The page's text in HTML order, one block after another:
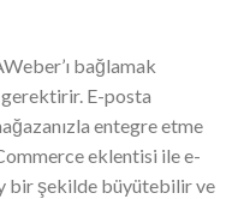
bağlamak
E-posta
entegre etme
eklentisi ile e-
bir şekilde büyütebilir ve